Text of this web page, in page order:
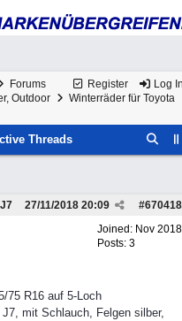
Register Log
Forums
Outdoor
Winterräder für Toyota
Threads
#670418
27/11/2018 20:09
Joined: Nov 2018
Posts: 3
75 R16 auf 5-Loch
mit Schlauch, Felgen silber,